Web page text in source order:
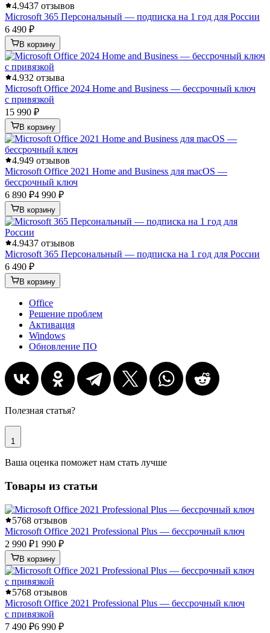
4.9437 отзывов
Microsoft 365 Персональный — подписка на 1 год для России
6 490 ₽
В корзину
4.932 отзыва
Microsoft Office 2024 Home and Business — бессрочный ключ
с привязкой
15 990 ₽
В корзину
4.949 отзывов
Microsoft Office 2021 Home and Business для macOS —
бессрочный ключ
6 890 ₽4 990 ₽
В корзину
4.9437 отзывов
Microsoft 365 Персональный — подписка на 1 год для России
6 490 ₽
В корзину
Office
Решение проблем
Активация
Windows
Обновление ПО
Полезная статья?
1
Ваша оценка поможет нам стать лучше
Товары из статьи
5768 отзывов
Microsoft Office 2021 Professional Plus — бессрочный ключ
2 990 ₽1 990 ₽
В корзину
5768 отзывов
Microsoft Office 2021 Professional Plus — бессрочный ключ
с привязкой
7 490 ₽6 990 ₽